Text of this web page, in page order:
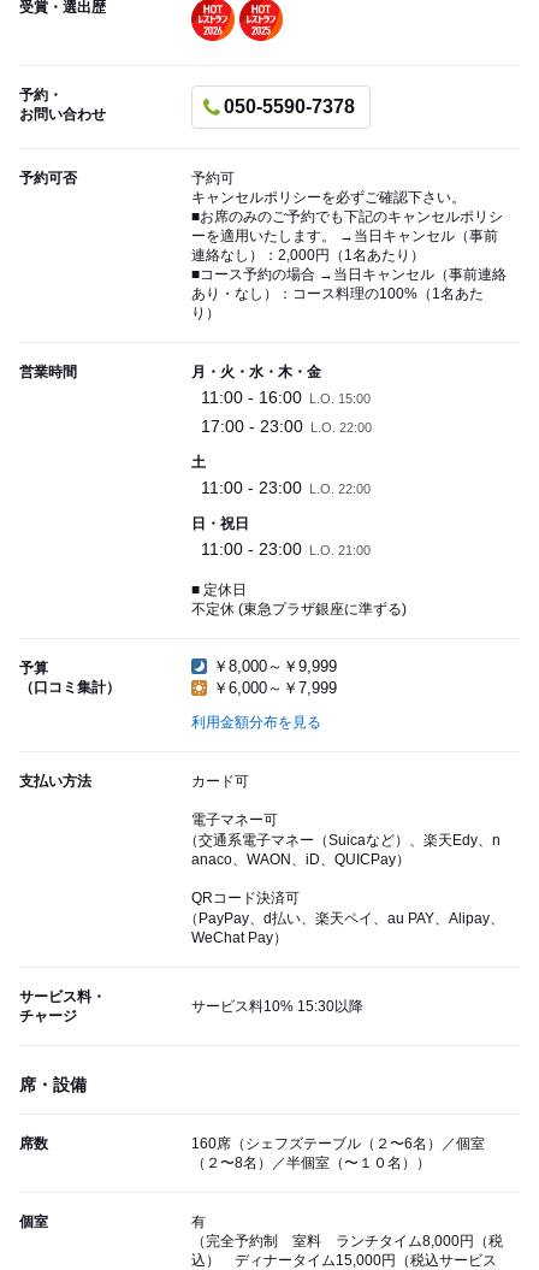
受賞・選出歴
予約・
お問い合わせ
050-5590-7378
予約可否
予約可
キャンセルポリシーを必ずご確認下さい。
■お席のみのご予約でも下記のキャンセルポリシ
ーを適用いたします。 →当日キャンセル（事前
連絡なし）：2,000円（1名あたり）
■コース予約の場合 →当日キャンセル（事前連絡
あり・なし）：コース料理の100%（1名あた
り）
営業時間 月・火・水・木・金
11:00 - 16:00 L.O. 15:00
17:00 - 23:00 L.O. 22:00
土
11:00 - 23:00 L.O. 22:00
日・祝日
11:00 - 23:00 L.O. 21:00
■ 定休日
不定休 (東急プラザ銀座に準ずる)
予算
（口コミ集計）
￥8,000～￥9,999
￥6,000～￥7,999
利用金額分布を見る
支払い方法 カード可
電子マネー可
（交通系電子マネー（Suicaなど）、楽天Edy、n
anaco、WAON、iD、QUICPay）
QRコード決済可
（PayPay、d払い、楽天ペイ、au PAY、Alipay、
WeChat Pay）
サービス料・
チャージ
サービス料10% 15:30以降
席・設備
席数
160席（シェフズテーブル（２〜6名）／個室
（２〜8名）／半個室（〜１０名））
個室
有
（完全予約制 室料 ランチタイム8,000円（税
込） ディナータイム15,000円（税込サービス